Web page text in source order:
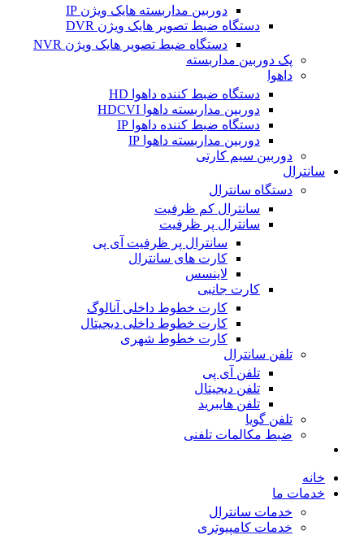
دوربین مداربسته هایک ویژن IP
دستگاه ضبط تصویر هایک ویژن DVR
دستگاه ضبط تصویر هایک ویژن NVR
پک دوربین مداربسته
داهوا
دستگاه ضبط کننده داهوا HD
دوربین مداربسته داهوا HDCVI
دستگاه ضبط کننده داهوا IP
دوربین مداربسته داهوا IP
دوربین سیم کارتی
سانترال
دستگاه سانترال
سانترال کم ظرفیت
سانترال پر ظرفیت
سانترال پر ظرفیت آی پی
کارت های سانترال
لاینسس
کارت جانبی
کارت خطوط داخلی آنالوگ
کارت خطوط داخلی دیجیتال
کارت خطوط شهری
تلفن سانترال
تلفن آی پی
تلفن دیجیتال
تلفن هایبرید
تلفن گویا
ضبط مکالمات تلفنی
خانه
خدمات ما
خدمات سانترال
خدمات کامپیوتری